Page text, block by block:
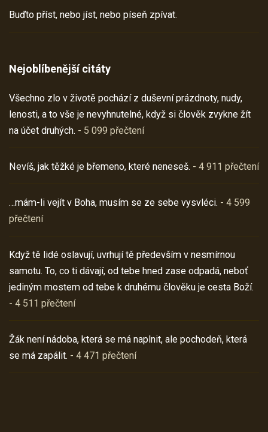
Buďto příst, nebo jíst, nebo píseň zpívat.
Nejoblíbenější citáty
Všechno zlo v životě pochází z duševní prázdnoty, nudy,
lenosti, a to vše je nevyhnutelné, když si člověk zvykne žít
na účet druhých. - 5 099 přečtení
Nevíš, jak těžké je břemeno, které neneseš. - 4 911 přečtení
…mám-li vejít v Boha, musím se ze sebe vysvléci. - 4 599
přečtení
Když tě lidé oslavují, uvrhují tě především v nesmírnou
samotu. To, co ti dávají, od tebe hned zase odpadá, neboť
jediným mostem od tebe k druhému člověku je cesta Boží.
- 4 511 přečtení
Žák není nádoba, která se má naplnit, ale pochodeň, která
se má zapálit. - 4 471 přečtení